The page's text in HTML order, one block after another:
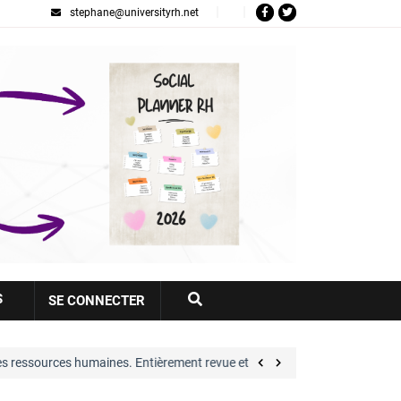
stephane@universityrh.net
Votre
compte
SE CONNECTER
Entièrement revue et largement…voir